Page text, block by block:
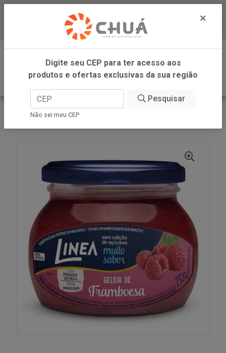
Baixe já nosso APP
0
INÍCIO
LINEA ALIMENTOS
×
Digite seu CEP para ter acesso aos
produtos e ofertas exclusivas da sua região
Pesquisar
Não sei meu CEP